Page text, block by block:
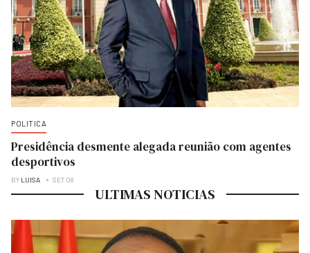
POLITICA
Presidência desmente alegada reunião com agentes
desportivos
BY LUISA SET 08
ULTIMAS NOTICIAS